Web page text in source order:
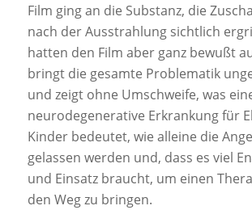
Film ging an die Substanz, die
nach der Ausstrahlung sichtlich
hatten den Film aber ganz bewußt
bringt die gesamte Problematik
und zeigt ohne Umschweife, was
neurodegenerative Erkrankung für
Kinder bedeutet, wie alleine die
gelassen werden und, dass es viel
und Einsatz braucht, um einen
den Weg zu bringen.